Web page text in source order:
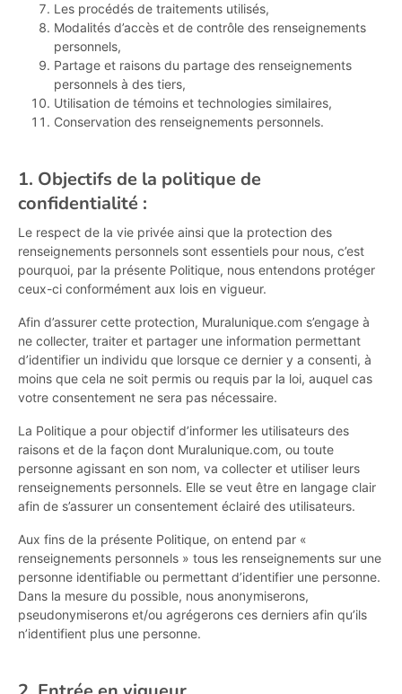
Les procédés de traitements utilisés,
Modalités d’accès et de contrôle des renseignements
personnels,
Partage et raisons du partage des renseignements
personnels à des tiers,
Utilisation de témoins et technologies similaires,
Conservation des renseignements personnels.
1. Objectifs de la politique de
confidentialité :
Le respect de la vie privée ainsi que la protection des
renseignements personnels sont essentiels pour nous, c’est
pourquoi, par la présente Politique, nous entendons protéger
ceux-ci conformément aux lois en vigueur.
Afin d’assurer cette protection, Muralunique.com s’engage à
ne collecter, traiter et partager une information permettant
d’identifier un individu que lorsque ce dernier y a consenti, à
moins que cela ne soit permis ou requis par la loi, auquel cas
votre consentement ne sera pas nécessaire.
La Politique a pour objectif d’informer les utilisateurs des
raisons et de la façon dont Muralunique.com, ou toute
personne agissant en son nom, va collecter et utiliser leurs
renseignements personnels. Elle se veut être en langage clair
afin de s’assurer un consentement éclairé des utilisateurs.
Aux fins de la présente Politique, on entend par «
renseignements personnels » tous les renseignements sur une
personne identifiable ou permettant d’identifier une personne.
Dans la mesure du possible, nous anonymiserons,
pseudonymiserons et/ou agrégerons ces derniers afin qu’ils
n’identifient plus une personne.